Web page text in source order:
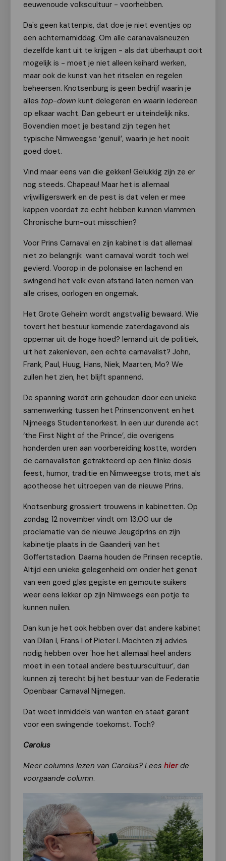
eeuwenoude volkscultuur - voorhebben.
Da's geen kattenpis, dat doe je niet eventjes op
een achternamiddag. Om alle caranavalsneuzen
dezelfde kant uit te krijgen - als dat überhaupt ooit
mogelijk is - moet je niet alleen keihard werken,
maar ook de kunst van het ritselen en regelen
beheersen. Knotsenburg is geen bedrijf waarin je
alles top-down kunt delegeren en waarin iedereen
op elkaar wacht. Dan gebeurt er uiteindelijk niks.
Bovendien moet je bestand zijn tegen het
typische Nimweegse ‘genuil’, waarin je het nooit
goed doet.
Vind maar eens van die gekken! Gelukkig zijn ze er
nog steeds. Chapeau! Maar het is allemaal
vrijwilligerswerk en de pest is dat velen er mee
kappen voordat ze echt hebben kunnen vlammen.
Chronische burn-out misschien?
Voor Prins Carnaval en zijn kabinet is dat allemaal
niet zo belangrijk want carnaval wordt toch wel
gevierd. Voorop in de polonaise en lachend en
swingend het volk even afstand laten nemen van
alle crises, oorlogen en ongemak.
Het Grote Geheim wordt angstvallig bewaard. Wie
tovert het bestuur komende zaterdagavond als
oppernar uit de hoge hoed? Iemand uit de politiek,
uit het zakenleven, een echte carnavalist? John,
Frank, Paul, Huug, Hans, Niek, Maarten, Mo? We
zullen het zien, het blijft spannend.
De spanning wordt erin gehouden door een unieke
samenwerking tussen het Prinsenconvent en het
Nijmeegs Studentenorkest. In een uur durende act
‘the First Night of the Prince’, die overigens
honderden uren aan voorbereiding kostte, worden
de carnavalisten getrakteerd op een flinke dosis
feest, humor, traditie en Nimweegse trots, met als
apotheose het uitroepen van de nieuwe Prins.
Knotsenburg grossiert trouwens in kabinetten. Op
zondag 12 november vindt om 13.00 uur de
proclamatie van de nieuwe Jeugdprins en zijn
kabinetje plaats in de Gaanderij van het
Goffertstadion. Daarna houden de Prinsen receptie.
Altijd een unieke gelegenheid om onder het genot
van een goed glas gegiste en gemoute suikers
weer eens lekker op zijn Nimweegs een potje te
kunnen nuilen.
Dan kun je het ook hebben over dat andere kabinet
van Dilan I, Frans I of Pieter I. Mochten zij advies
nodig hebben over 'hoe het allemaal heel anders
moet in een totaal andere bestuurscultuur’, dan
kunnen zij terecht bij het bestuur van de Federatie
Openbaar Carnaval Nijmegen.
Dat weet inmiddels van wanten en staat garant
voor een swingende toekomst. Toch?
Carolus
Meer columns lezen van Carolus? Lees hierde
voorgaande column.